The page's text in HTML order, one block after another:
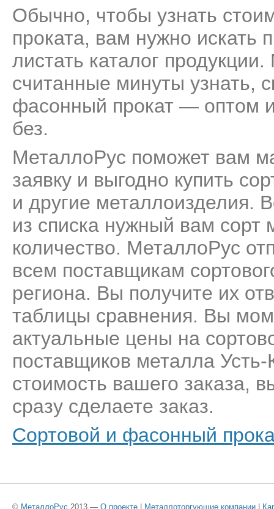
Обычно, чтобы узнать
проката, вам нужно искать
листать каталог
считанные минуты узнать,
фасонный прокат — оптом
без.
МеталлоРус поможет вам
заявку и выгодно купить
и другие металлоизделия.
из списка нужный вам сорт
количество. МеталлоРус
всем поставщикам
региона. Вы получите их
таблицы сравнения. Вы
актуальные цены на
поставщиков металла
стоимость вашего заказа,
сразу сделаете заказ.
Сортовой и фасонный
© МеталлоРус 2013 — О проекте | Металлоторгующие компании |